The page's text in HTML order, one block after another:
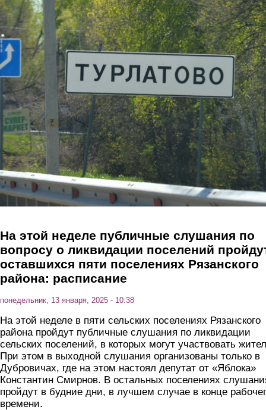
Перейти к основному содержанию
На этой неделе публичные слушания по
вопросу о ликвидации поселений
оставшихся пяти поселениях Рязанского
района: расписание
понедельник, 13 января, 2025 - 10:38
На этой неделе в пяти сельских поселениях Рязанского
района пройдут публичные слушания по ликвидации
сельских поселений, в которых могут участвовать
При этом в выходной слушания организованы только в
Дубровичах, где на этом настоял депутат от «Яблока»
Константин Смирнов. В остальных поселениях
пройдут в будние дни, в лучшем случае в конце
времени.